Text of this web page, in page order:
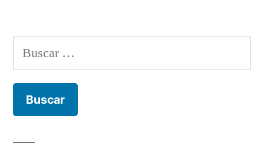
Buscar: